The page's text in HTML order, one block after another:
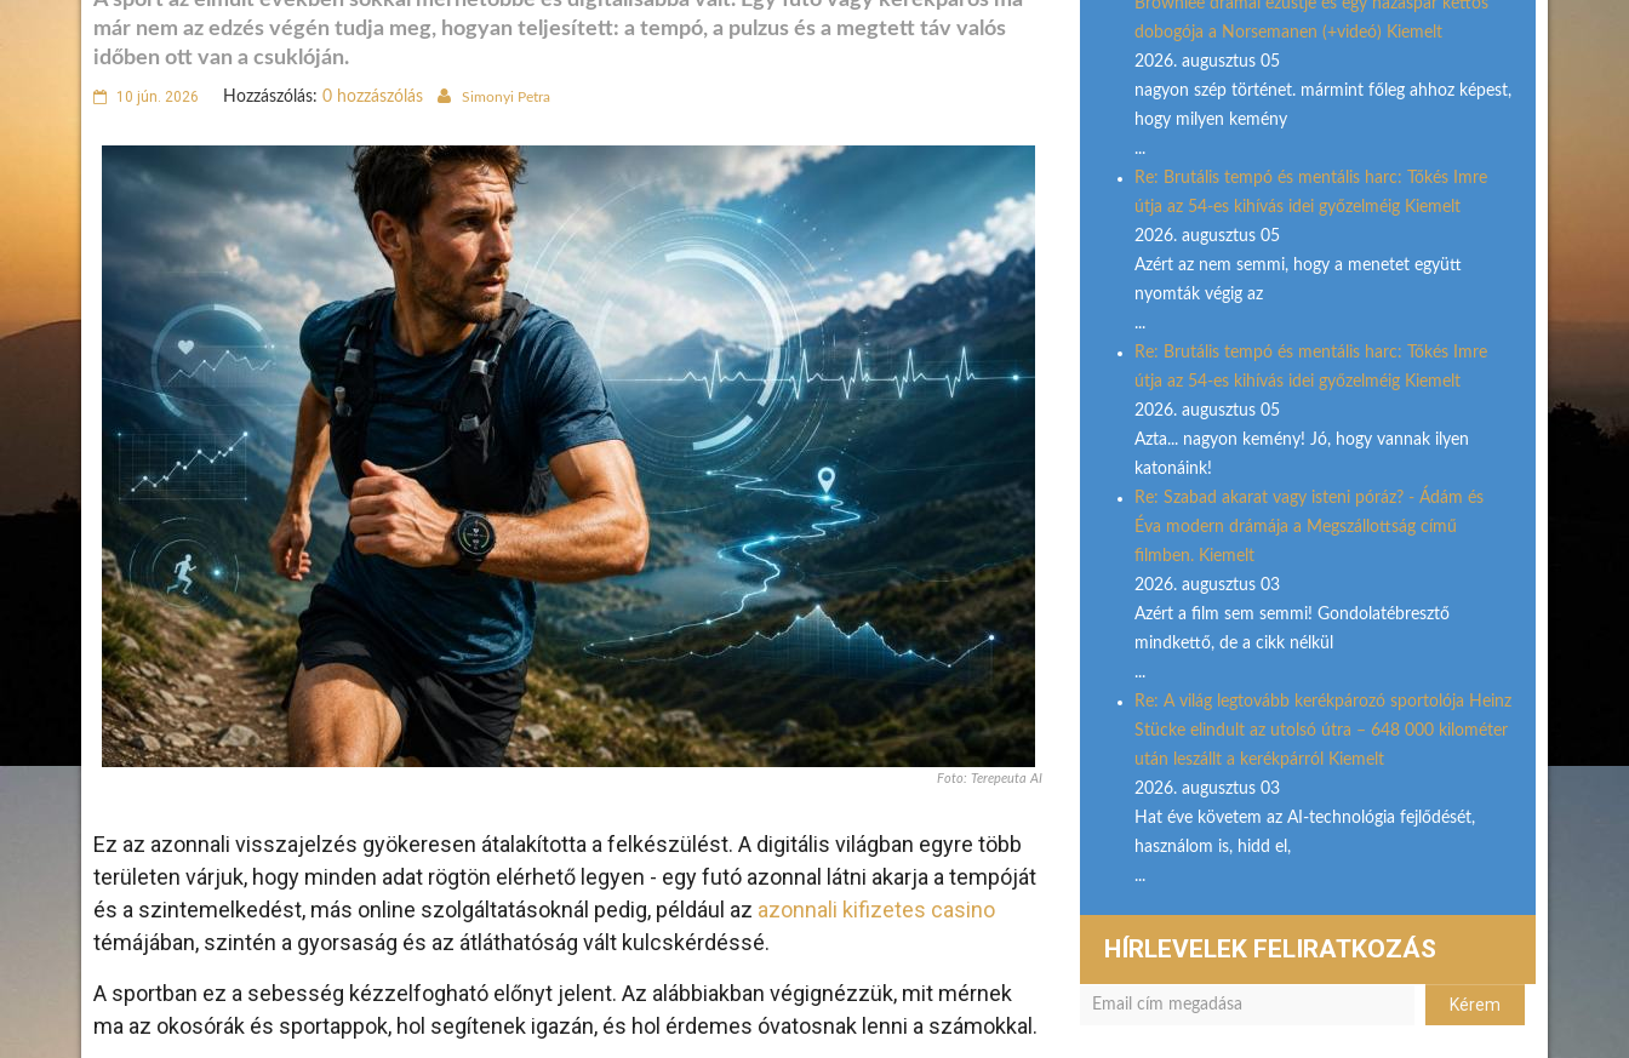
már nem az edzés végén tudja meg, hogyan teljesített: a tempó, a pulzus és a megtett táv valós
időben ott van a csuklóján.
10 jún. 2026 Hozzászólás: 0 hozzászólás Simonyi Petra
Foto: Terepeuta AI
Ez az azonnali visszajelzés gyökeresen átalakította a felkészülést. A digitális világban egyre több
területen várjuk, hogy minden adat rögtön elérhető legyen - egy futó azonnal látni akarja a tempóját
és a szintemelkedést, más online szolgáltatásoknál pedig, például az azonnali kifizetes casino
témájában, szintén a gyorsaság és az átláthatóság vált kulcskérdéssé.
A sportban ez a sebesség kézzelfogható előnyt jelent. Az alábbiakban végignézzük, mit mérnek
ma az okosórák és sportappok, hol segítenek igazán, és hol érdemes óvatosnak lenni a számokkal.
Brownlee drámai ezüstje és egy házaspár kettős
dobogója a Norsemanen (+videó) Kiemelt
2026. augusztus 05
nagyon szép történet. mármint főleg ahhoz képest,
hogy milyen kemény
...
Re: Brutális tempó és mentális harc: Tőkés Imre
útja az 54-es kihívás idei győzelméig Kiemelt
2026. augusztus 05
Azért az nem semmi, hogy a menetet együtt
nyomták végig az
...
Re: Brutális tempó és mentális harc: Tőkés Imre
útja az 54-es kihívás idei győzelméig Kiemelt
2026. augusztus 05
Azta... nagyon kemény! Jó, hogy vannak ilyen
katonáink!
Re: Szabad akarat vagy isteni póráz? - Ádám és
Éva modern drámája a Megszállottság című
filmben. Kiemelt
2026. augusztus 03
Azért a film sem semmi! Gondolatébresztő
mindkettő, de a cikk nélkül
...
Re: A világ legtovább kerékpározó sportolója Heinz
Stücke elindult az utolsó útra – 648 000 kilométer
után leszállt a kerékpárról Kiemelt
2026. augusztus 03
Hat éve követem az AI-technológia fejlődését,
használom is, hidd el,
...
HÍRLEVELEK FELIRATKOZÁS